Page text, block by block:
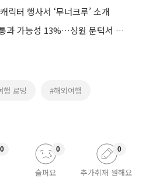
릭터 행사서 ‘무너크루’ 소개
美 클래리티 법안 연내 통과 가능성 13%…상원 문턱서 제동
행 로밍 #해외여행
0
슬퍼요
0
추가취재 원해요
0